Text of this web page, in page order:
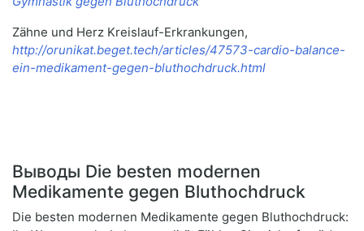
Zähne und Herz Kreislauf-Erkrankungen,
http://orunikat.beget.tech/articles/47573-cardio-balance-
ein-medikament-gegen-bluthochdruck.html
Выводы Die besten modernen
Medikamente gegen Bluthochdruck
Die besten modernen Medikamente gegen Bluthochdruck: